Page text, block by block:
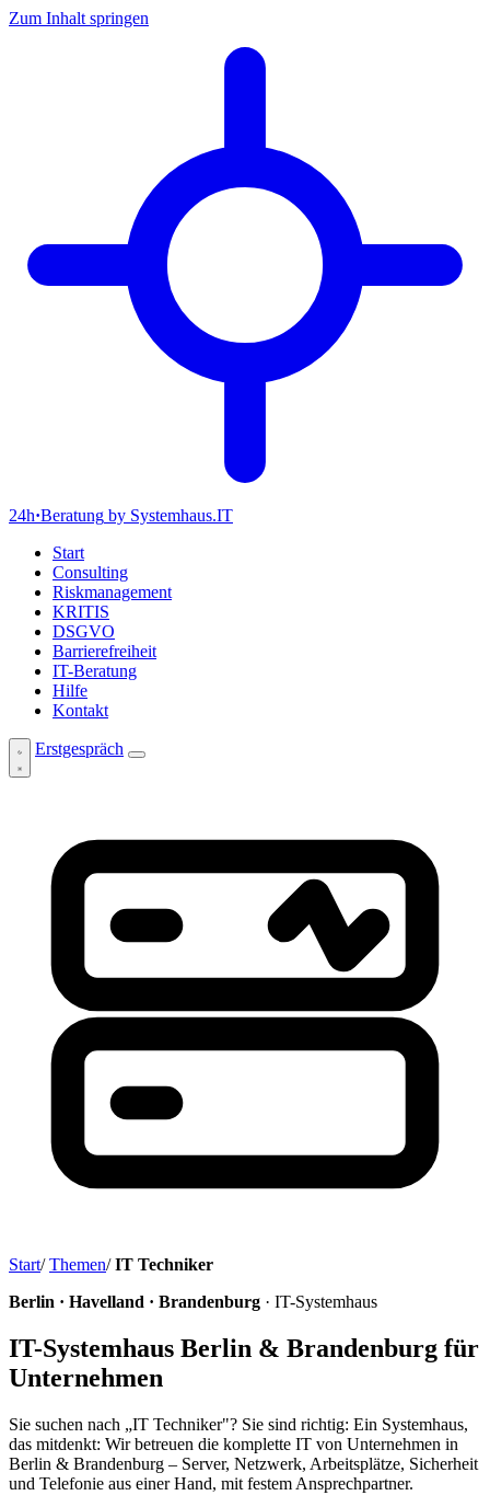
Zum Inhalt springen
24h·Beratung by Systemhaus.IT
Start
Consulting
Riskmanagement
KRITIS
DSGVO
Barrierefreiheit
IT-Beratung
Hilfe
Kontakt
Erstgespräch
Start/ Themen/ IT Techniker
Berlin · Havelland · Brandenburg · IT-Systemhaus
IT-Systemhaus Berlin & Brandenburg für
Unternehmen
Sie suchen nach „IT Techniker"? Sie sind richtig: Ein Systemhaus,
das mitdenkt: Wir betreuen die komplette IT von Unternehmen in
Berlin & Brandenburg – Server, Netzwerk, Arbeitsplätze, Sicherheit
und Telefonie aus einer Hand, mit festem Ansprechpartner.